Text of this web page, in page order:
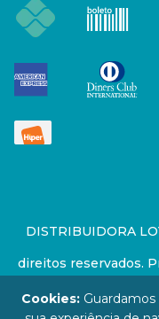
DISTRIBUIDORA
direitos reservados.
Preços e estoque
Cookies: